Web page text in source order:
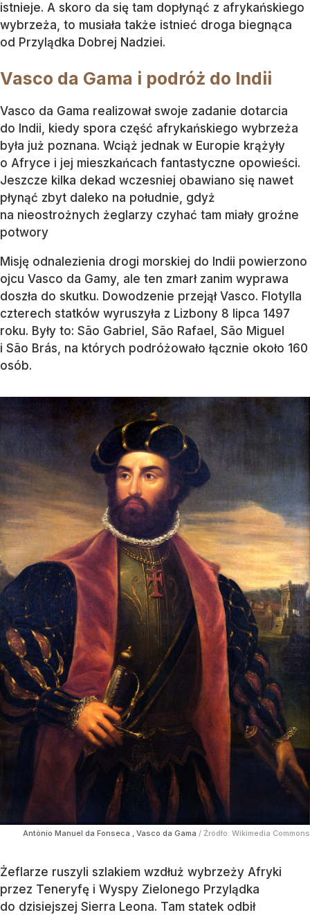
istnieje. A skoro da się tam dopłynąć z afrykańskiego
wybrzeża, to musiała także istnieć droga biegnąca
od Przylądka Dobrej Nadziei.
Vasco da Gama i podróż do Indii
Vasco da Gama realizował swoje zadanie dotarcia
do Indii, kiedy spora część afrykańskiego wybrzeża
była już poznana. Wciąż jednak w Europie krążyły
o Afryce i jej mieszkańcach fantastyczne opowieści.
Jeszcze kilka dekad wczesniej obawiano się nawet
płynąć zbyt daleko na południe, gdyż
na nieostrożnych żeglarzy czyhać tam miały groźne
potwory
Misję odnalezienia drogi morskiej do Indii powierzono
ojcu Vasco da Gamy, ale ten zmarł zanim wyprawa
doszła do skutku. Dowodzenie przejął Vasco. Flotylla
czterech statków wyruszyła z Lizbony 8 lipca 1497
roku. Były to: São Gabriel, São Rafael, São Miguel
i São Brás, na których podróżowało łącznie około 160
osób.
António Manuel da Fonseca , Vasco da Gama / Źródło: Wikimedia Commons
Żeflarze ruszyli szlakiem wzdłuż wybrzeży Afryki
przez Teneryfę i Wyspy Zielonego Przylądka
do dzisiejszej Sierra Leona. Tam statek odbił